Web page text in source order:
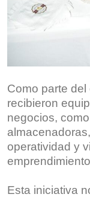
Como parte
recibieron
negocios,
operatividad y
Esta iniciativa